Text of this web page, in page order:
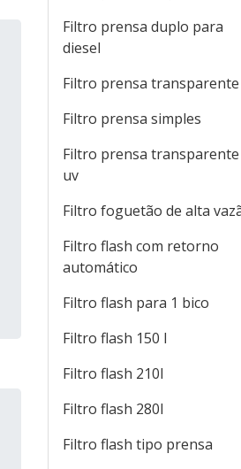
Filtro prensa duplo para
diesel
Filtro prensa transparente
Filtro prensa simples
Filtro prensa transparente
uv
Filtro foguetão de alta
Filtro flash com retorno
automático
Filtro flash para 1 bico
Filtro flash 150 l
Filtro flash 210l
Filtro flash 280l
Filtro flash tipo prensa